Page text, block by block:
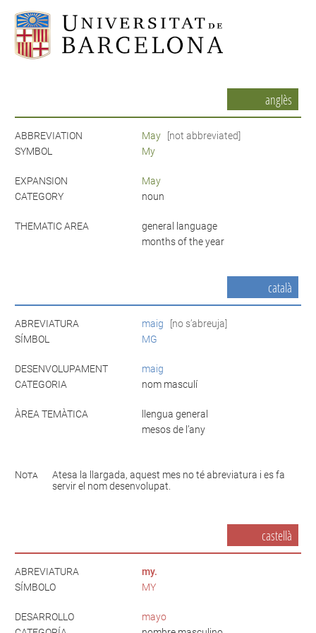
anglès
ABBREVIATION May
[not abbreviated]
SYMBOL
My
EXPANSION
May
CATEGORY
noun
THEMATIC AREA
general language
months of the year
català
ABREVIATURA maig
[no s’abreuja]
SÍMBOL
MG
DESENVOLUPAMENT
maig
CATEGORIA
nom masculí
ÀREA TEMÀTICA
llengua general
mesos de l’any
Nota
Atesa la llargada, aquest mes no té abreviatura i es fa
servir el nom desenvolupat.
castellà
ABREVIATURA
my.
SÍMBOLO
MY
DESARROLLO
mayo